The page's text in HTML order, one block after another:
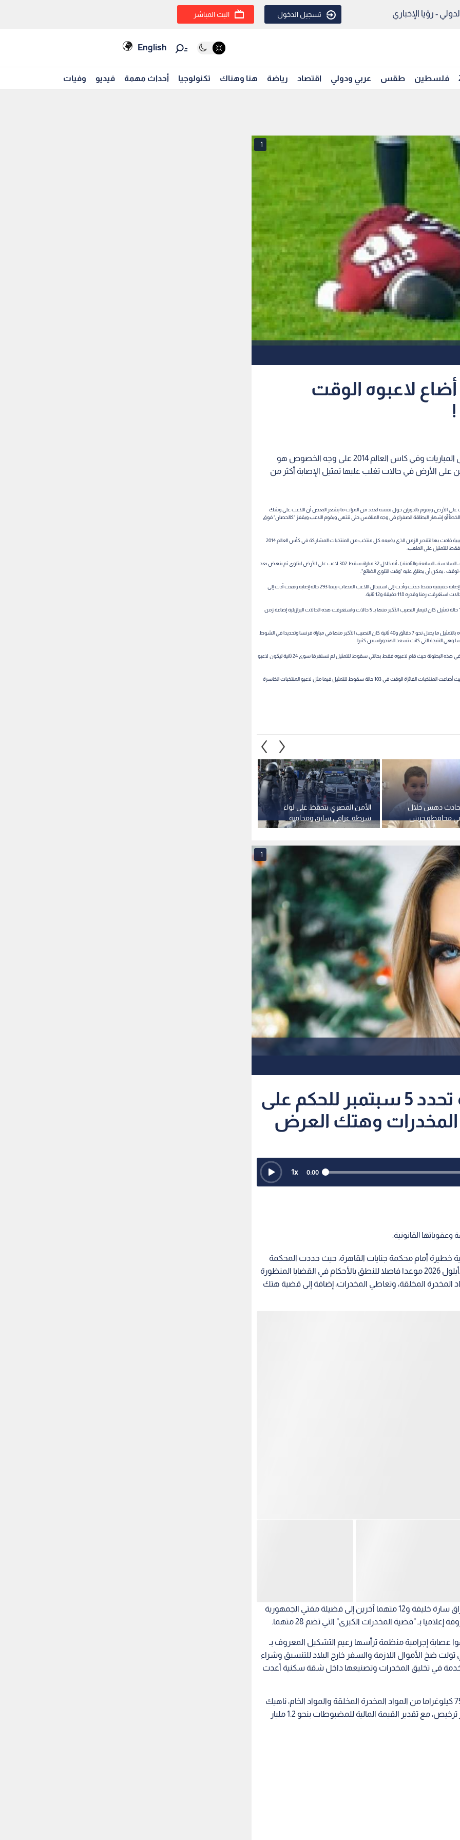
- رؤيا الإخباري تسجيل الدخول البث المباشر
English
فلسطين طقس عربي ودولي اقتصاد رياضة هنا وهناك تكنولوجيا أحداث مهمة فيديو وفيات
1
لاعبوه الوقت
روؤيا - رصد - واحدة من أبرز الشكاوي التي تطلق خلال المباريات وفي كاس العالم 2014 على وجه الخصوص هو
على الأرض في حالات تغلب عليها تمثيل الإصابة أكثر من
الأرض ويقوم بالدوران حول نفسه لعدد من المرات ما يشعر البعض أن اللاعب على وشك
أو إشهار البطاقة الصفراء في وجه المنافس حتى تنتهي ويقوم اللاعب ويقفز "كالحصان" فوق
وفي هذا الصدد ، نشرت صحيفة "وول ستريت جورنال" الدولية اليومية نتائج دراسة تجريبية قامت بها لتقدير الزمن الذي يضيعه كل منتخب من المنتخبات المشاركة في كأس العالم 2014
للتمثيل على الملعب.
وأظهرت نتائج الدراسة التي أجريت قبل مباريات الجولة الختامية للمجموعات ( الخامسة ، السادسة ، السابعة والثامنة ) ، أنه خلال 32 مباراة سقط 302 لاعب على الأرض ليتلوى ثم ينهض بعد
ولأن الدراسة أرادت إنصاف نفسها قبل إنصاف القارئ ، كشفت الصحيفة أن 9 حالات إصابة حقيقية فقط حدثت وأدت إلى استبدال اللاعب المصاب بينما 293 حالة إصابة وقعت أدت إلى
وقدره 118 دقيقة و12 ثانية.
واحتل المنتخب البرازيلي المركز الأول في ترتيب "أفضل الممثلين" حيث قام لاعبوه بـ 17 حالة تمثيل كان لنيمار النصيب الأكبر منها بـ 5 حالات واستغرقت هذه الحالات البرازيلية إضاعة زمن
أما المنتخب الذي أضاع أكثر عدد من الدقائق فكان منتخب الهندوراس الذي أضاع لاعبوه بالتمثيل ما يصل نحو 7 دقائق و40 ثانية كان النصيب الأكبر منها في مباراة فرنسا وتحديدا في الشوط
وكان منتخب البوسنة والهرسك صاحب اللعب الأجمل وعدم الإلتفات لإضاعة الوقت في هذه البطولة حيث قام لاعبوه فقط بحالتي سقوط للتمثيل لم تستغرقا سوى 24 ثانية ليكون لاعبو
وكشفت الإحصائية في الوقت ذاته أن المنتخبات الفائزة تضيع وقتا أكثر من الخاسرة حيث أضاعت المنتخبات الفائزة الوقت في 103 حالة سقوط للتمثيل فيما مثل لاعبو المنتخبات الخاسرة
الأمن المصري يتحفظ على لواء
شرطة عراقي سابق ومحامية
بتهمة محاولة صرف وديعة مزيفة
دهس خلال
محافظة جرش
1
محكمة جنايات القاهرة تحدد 5 سبتمبر للحكم على
المخدرات وهتك العرض
0:00
1x
القانونية.
خطيرة أمام محكمة جنايات القاهرة، حيث حددت المحكمة
المنعقدة بالتجمع الخامس يوم الخامس من سبتمبر/أيلول 2026 موعدا فاصلا للنطق بالأحكام في القضايا المنظورة
المخدرة المخلقة، وتعاطي المخدرات، إضافة إلى قضية هتك
وفي أبرز التطورات القضائية، قررت المحكمة إحالة أوراق سارة خليفة و12 متهما آخرين إلى فضيلة مفتي الجمهورية
بـ "قضية المخدرات الكبرى" التي تضم 28 متهما.
عصابة إجرامية منظمة ترأسها زعيم التشكيل المعروف بـ
ضخ الأموال اللازمة والسفر خارج البلاد للتنسيق وشراء
في تخليق المخدرات وتصنيعها داخل شقة سكنية أعدت
وأسفرت ضبطية وزارة الداخلية عن ضبط أكثر من 750 كيلوغراما من المواد المخدرة المخلقة والمواد الخام، ناهيك
عن عثور الأجهزة الأمنية على أسلحة نارية وذخائر بغير ترخيص، مع تقدير القيمة المالية للمضبوطات بنحو 1.2 مليار